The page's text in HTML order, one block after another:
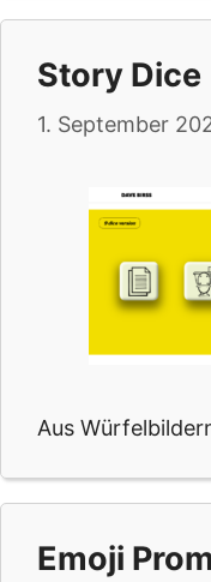
Story Dice
1. September
Aus
Emoji